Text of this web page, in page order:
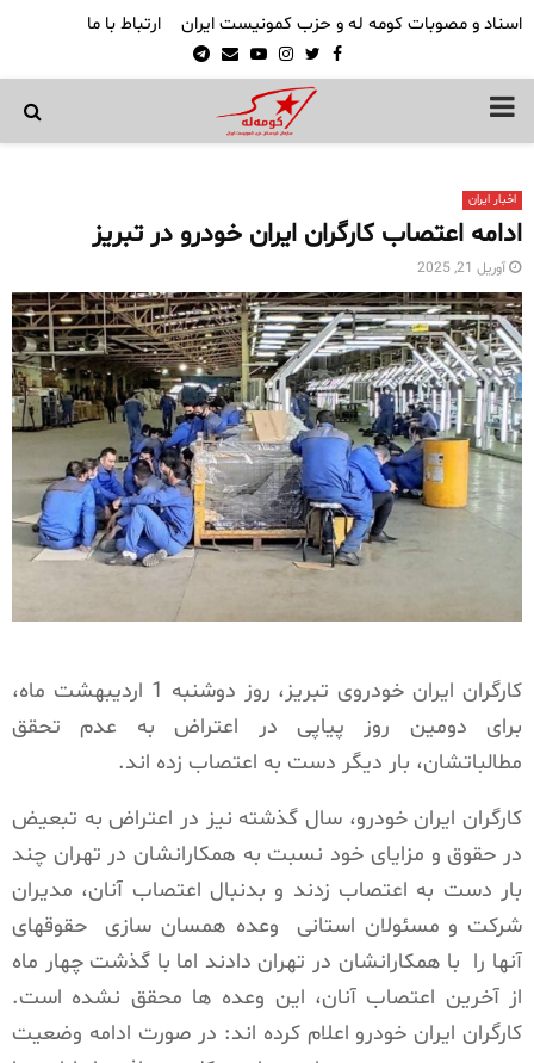
اسناد و مصوبات کومه له و حزب کمونیست ایران ارتباط با ما
Facebook
Twitter
Instagram
Youtube
Email
Telegram
PRIMARY
اخبار ایران
ادامه اعتصاب کارگران ایران خودرو در تبریز
آوریل 21, 2025
کارگران ایران خودروی تبریز، روز دوشنبه 1 اردیبهشت ماه،
برای دومین روز پیاپی در اعتراض به عدم تحقق
مطالباتشان، بار دیگر دست به اعتصاب زده اند.
کارگران ایران خودرو، سال گذشته نیز در اعتراض به تبعیض
در حقوق و مزایای خود نسبت به همکارانشان در تهران چند
بار دست به اعتصاب زدند و بدنبال اعتصاب آنان، مدیران
شرکت و مسئولان استانی وعده همسان سازی حقوقهای
آنها را با همکارانشان در تهران دادند اما با گذشت چهار ماه
از آخرین اعتصاب آنان، این وعده ها محقق نشده است.
کارگران ایران خودرو اعلام کرده اند: در صورت ادامه وضعیت